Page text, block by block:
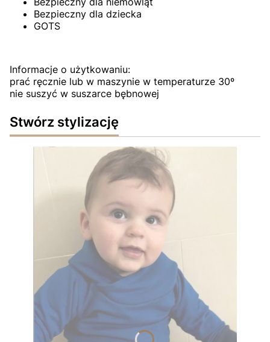
Bezpieczny dla dziecka
GOTS
Informacje o użytkowaniu:
prać ręcznie lub w maszynie w temperaturze 30º
nie suszyć w suszarce bębnowej
Stwórz stylizację